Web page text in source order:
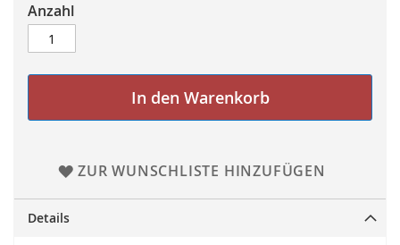
Anzahl
In den Warenkorb
ZUR WUNSCHLISTE HINZUFÜGEN
Details